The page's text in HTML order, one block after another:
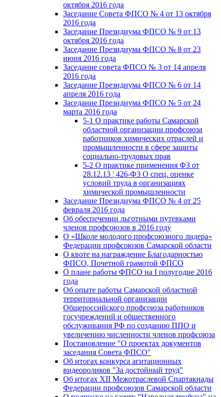
октября 2016 года
Заседание Совета ФПСО № 4 от 13 октября
2016 года
Заседание Президиума ФПСО № 9 от 13
октября 2016 года
Заседание Президиума ФПСО № 8 от 23
июня 2016 года
Заседание совета ФПСО № 3 от 14 апреля
2016 года
Заседание Президиума ФПСО № 6 от 14
апреля 2016 года
Заседание Президиума ФПСО № 5 от 24
марта 2016 года
5-1 О практике работы Самарской
областной организации профсоюза
работников химических отраслей и
промышленности в сфере защиты
социально-трудовых прав
5-2 О практике применения ФЗ от
28.12.13 ¦ 426-ФЗ О спец. оценке
условий труда в организациях
химической промышленности
Заседание Президиума ФПСО № 4 от 25
февраля 2016 года
Об обеспечении льготными путевками
членов профсоюзов в 2016 году
О «Школе молодого профсоюзного лидера»
Федерации профсоюзов Самарской области
О квоте на награждение Благодарностью
ФПСО, Почетной грамотой ФПСО
О плане работы ФПСО на I полугодие 2016
года
Об опыте работы Самарской областной
территориальной организации
Общероссийского профсоюза работников
госучреждений и общественного
обслуживания РФ по созданию ППО и
увеличению численности членов профсоюза
Постановление "О проектах документов
заседания Совета ФПСО"
Об итогах конкурса агитационных
видеороликов "За достойный труд"
Об итогах XII Межотраслевой Спартакиады
Федерации профсоюзов Самарской области